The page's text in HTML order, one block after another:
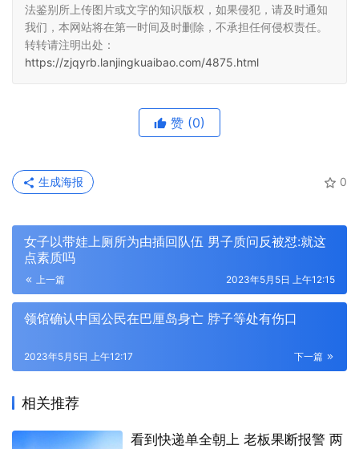
法鉴别所上传图片或文字的知识版权，如果侵犯，请及时通知
我们，本网站将在第一时间及时删除，不承担任何侵权责任。
转转请注明出处：
https://zjqyrb.lanjingkuaibao.com/4875.html
赞 (0)
0
生成海报
女子以带娃上厕所为由插回队伍 男子质问反被怼:就这
点素质吗
上一篇 2023年5月5日 上午12:15
领馆确认中国公民在巴厘岛身亡 脖子等处有伤口
下一篇
2023年5月5日 上午12:17
相关推荐
看到快递单全朝上 老板果断报警 两